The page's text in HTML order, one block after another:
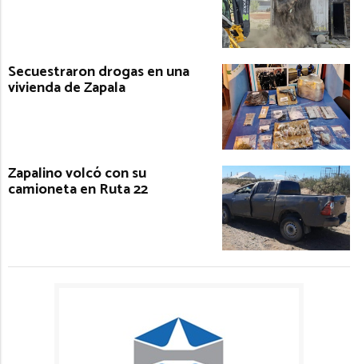
Secuestraron drogas en una
vivienda de Zapala
Zapalino volcó con su
camioneta en Ruta 22